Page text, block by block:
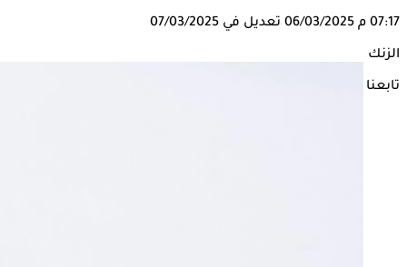
07:17 م 06/03/2025 تعديل في 07/03/2025
الزنك
تابعنا على